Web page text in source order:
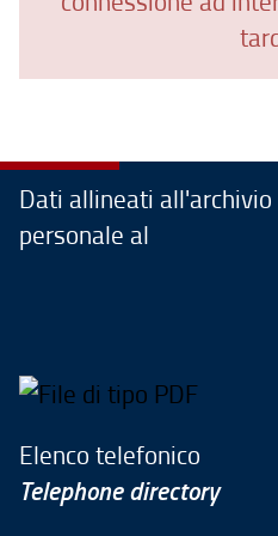
Dati allineati
personale al
Elenco telefonico
Telephone directory